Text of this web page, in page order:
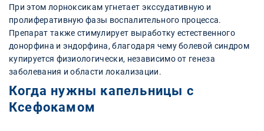
При этом лорноксикам угнетает экссудативную и
пролиферативную фазы воспалительного процесса.
Препарат также стимулирует выработку естественного
донорфина и эндорфина, благодаря чему болевой синдром
купируется физиологически, независимо от генеза
заболевания и области локализации.
Когда нужны капельницы с
Ксефокамом